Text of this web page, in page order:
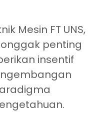
Mesin FT UNS,
penting
insentif